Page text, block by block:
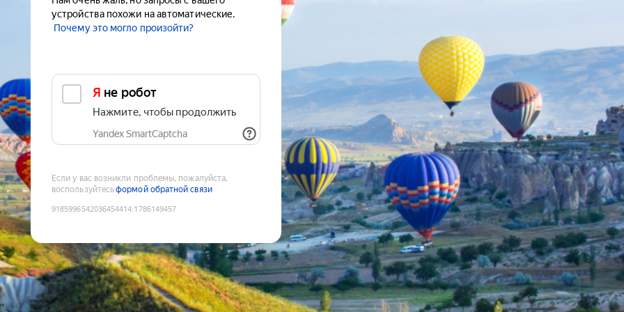
устройства похожи на автоматические.
Почему это могло произойти?
Я не робот
Нажмите, чтобы продолжить
Yandex SmartCaptcha
Если у вас возникли проблемы, пожалуйста,
воспользуйтесьформой обратной связи
9185996542036454414:1786149457